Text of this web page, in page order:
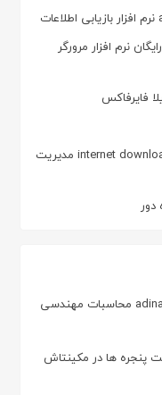
دانلود google chrome 145.0.7632.117 رایگان نرم افزار مرورگر
دانلود internet download manager (IDM) 6.42.61 Retail مدیریت
دانلود adina 24.00.00.547 Win/Linux محاسبات مهندسی